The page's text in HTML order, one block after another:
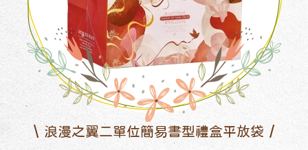
浪漫之翼二單位簡易書型禮盒平放袋